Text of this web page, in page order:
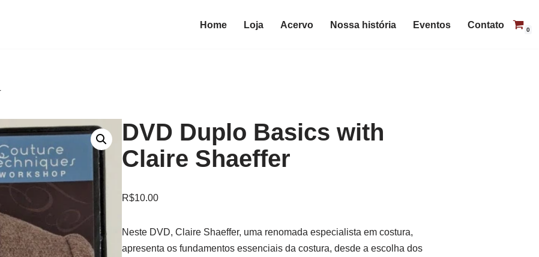
Home Loja Acervo Nossa história Eventos Contato 0
DVD Duplo Basics with
Claire Shaeffer
R$10.00
Neste DVD, Claire Shaeffer, uma renomada especialista em costura,
apresenta os fundamentos essenciais da costura, desde a escolha dos